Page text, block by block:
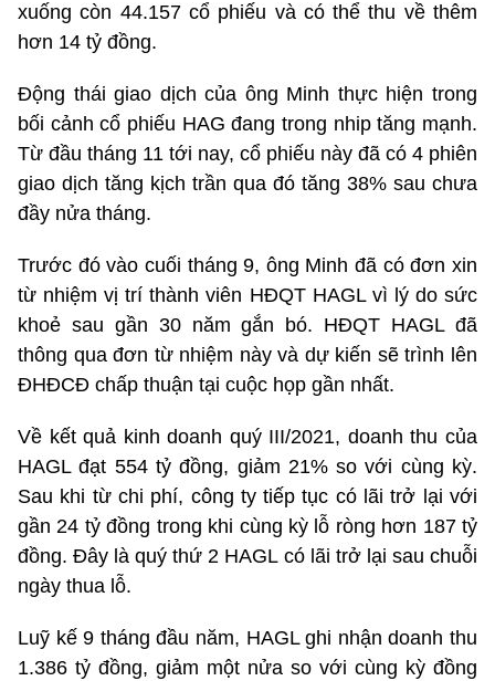
xuống còn 44.157 cổ phiếu và có thể thu về thêm
hơn 14 tỷ đồng.
Động thái giao dịch của ông Minh thực hiện trong
bối cảnh cổ phiếu HAG đang trong nhip tăng mạnh.
Từ đầu tháng 11 tới nay, cổ phiếu này đã có 4 phiên
giao dịch tăng kịch trần qua đó tăng 38% sau chưa
đầy nửa tháng.
Trước đó vào cuối tháng 9, ông Minh đã có đơn xin
từ nhiệm vị trí thành viên HĐQT HAGL vì lý do sức
khoẻ sau gần 30 năm gắn bó. HĐQT HAGL đã
thông qua đơn từ nhiệm này và dự kiến sẽ trình lên
ĐHĐCĐ chấp thuận tại cuộc họp gần nhất.
Về kết quả kinh doanh quý III/2021, doanh thu của
HAGL đạt 554 tỷ đồng, giảm 21% so với cùng kỳ.
Sau khi từ chi phí, công ty tiếp tục có lãi trở lại với
gần 24 tỷ đồng trong khi cùng kỳ lỗ ròng hơn 187 tỷ
đồng. Đây là quý thứ 2 HAGL có lãi trở lại sau chuỗi
ngày thua lỗ.
Luỹ kế 9 tháng đầu năm, HAGL ghi nhận doanh thu
1.386 tỷ đồng, giảm một nửa so với cùng kỳ đồng